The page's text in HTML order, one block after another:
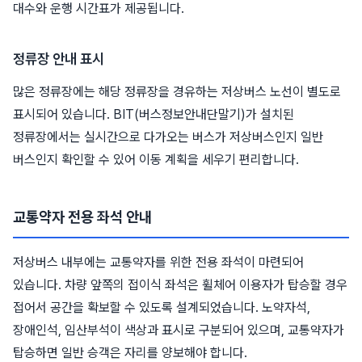
대수와 운행 시간표가 제공됩니다.
정류장 안내 표시
많은 정류장에는 해당 정류장을 경유하는 저상버스 노선이 별도로
표시되어 있습니다. BIT(버스정보안내단말기)가 설치된
정류장에서는 실시간으로 다가오는 버스가 저상버스인지 일반
버스인지 확인할 수 있어 이동 계획을 세우기 편리합니다.
교통약자 전용 좌석 안내
저상버스 내부에는 교통약자를 위한 전용 좌석이 마련되어
있습니다. 차량 앞쪽의 접이식 좌석은 휠체어 이용자가 탑승할 경우
접어서 공간을 확보할 수 있도록 설계되었습니다. 노약자석,
장애인석, 임산부석이 색상과 표시로 구분되어 있으며, 교통약자가
탑승하면 일반 승객은 자리를 양보해야 합니다.